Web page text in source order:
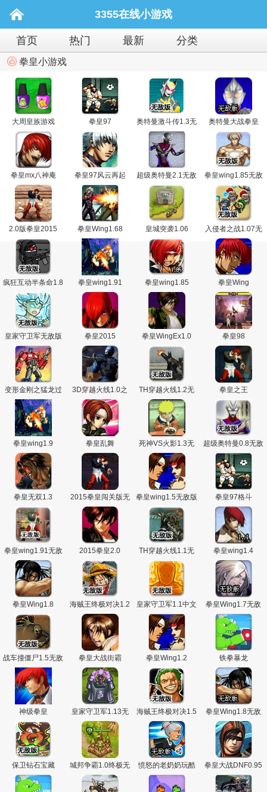
主
3355在线小游戏
首页 热门 最新 分类
拳皇小游戏
大周皇族游戏 拳皇97
奥特曼激斗传1.3无
敌版
奥特曼大战拳皇
拳皇mx八神庵 拳皇97风云再起
超级奥特曼2.1无敌
版
拳皇wing1.85无敌
版
2.0版拳皇2015 拳皇Wing1.68 皇城突袭1.06
入侵者之战1.07无
敌版
疯狂互动半条命1.8
无敌版
拳皇wing1.91 拳皇wing1.85 拳皇Wing
皇家守卫军无敌版
1.13
拳皇2015 拳皇WingEx1.0 拳皇98
变形金刚之猛龙过
江
3D穿越火线1.0之
要塞无敌版
TH穿越火线1.2无
敌版
拳皇之王
拳皇wing1.9 拳皇乱舞
死神VS火影1.3无
敌版
超级奥特曼0.8无敌
版
拳皇无双1.3
2015拳皇闯关版无
敌版
拳皇wing1.5无敌版 拳皇97格斗
拳皇wing1.91无敌
版
2015拳皇2.0
TH穿越火线1.1无
敌版
拳皇wing1.4
拳皇Wing1.8
海贼王终极对决1.2
无敌版
皇家守卫军1.1中文
无敌版
拳皇Wing1.7无敌
版
战车撞僵尸1.5无敌
版
拳皇大战街霸 拳皇Wing1.2 铁拳暴龙
神级拳皇
皇家守卫军1.13无
敌版
海贼王终极对决1.5
无敌版
拳皇Wing1.8无敌
版
保卫钻石宝藏
2V1.2无敌版
城邦争霸1.0终极无
敌版
愤怒的老奶奶玩酷
跑1.8无敌版
拳皇大战DNF0.95